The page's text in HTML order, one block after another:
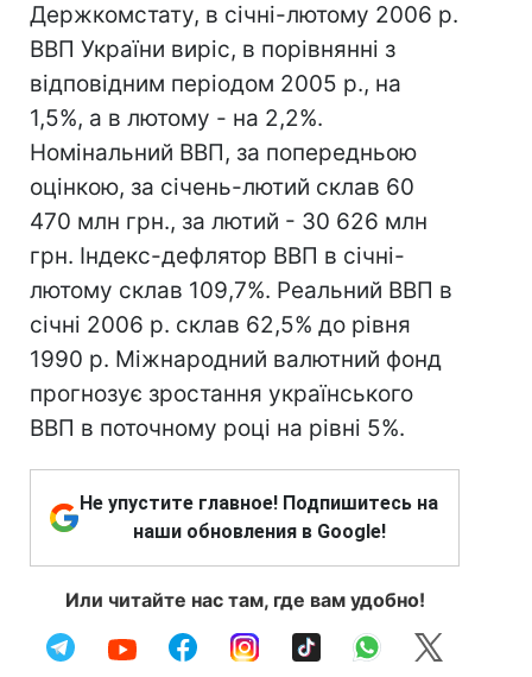
Держкомстату, в січні-лютому 2006 р.
ВВП України виріс, в порівнянні з
відповідним періодом 2005 р., на
1,5%, а в лютому - на 2,2%.
Номінальний ВВП, за попередньою
оцінкою, за січень-лютий склав 60
470 млн грн., за лютий - 30 626 млн
грн. Індекс-дефлятор ВВП в січні-
лютому склав 109,7%. Реальний ВВП в
січні 2006 р. склав 62,5% до рівня
1990 р. Міжнародний валютний фонд
прогнозує зростання українського
ВВП в поточному році на рівні 5%.
Не упустите главное! Подпишитесь на
наши обновления в Google!
Или читайте нас там, где вам удобно!